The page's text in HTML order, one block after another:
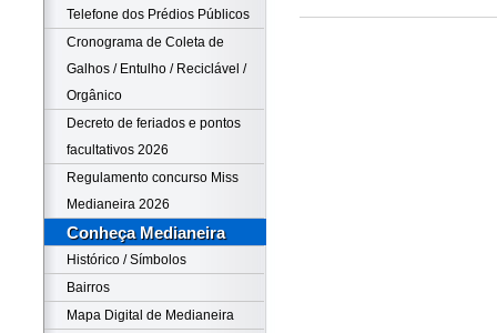
Telefone dos Prédios Públicos
Cronograma de Coleta de
Galhos / Entulho / Reciclável /
Orgânico
Decreto de feriados e pontos
facultativos 2026
Regulamento concurso Miss
Medianeira 2026
Conheça Medianeira
Histórico / Símbolos
Bairros
Mapa Digital de Medianeira